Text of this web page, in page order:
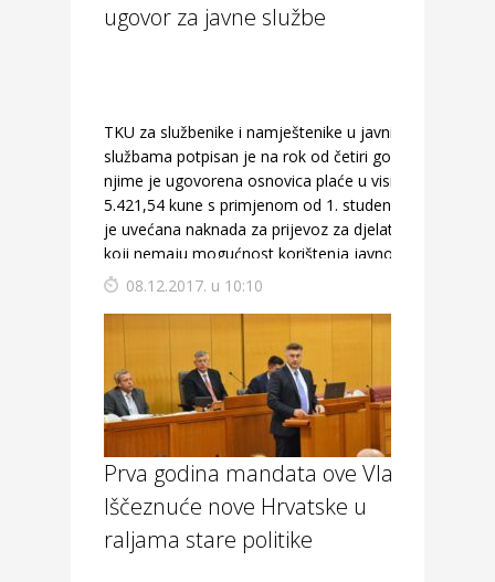
ugovor za javne službe
TKU za službenike i namještenike u javnim
službama potpisan je na rok od četiri godine,
njime je ugovorena osnovica plaće u visini od
5.421,54 kune s primjenom od 1. studenoga te
je uvećana naknada za prijevoz za djelatnike
koji nemaju mogućnost korištenja javnog
prijevoza.
08.12.2017. u 10:10
Prva godina mandata ove Vlade!
Iščeznuće nove Hrvatske u
raljama stare politike